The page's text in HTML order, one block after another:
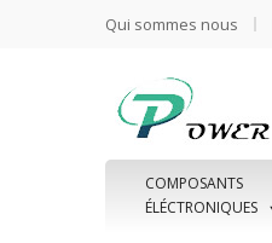
Qui sommes nous
COMPOSANTS
ÉLÉCTRONIQUES